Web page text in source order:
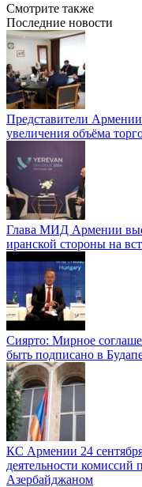
Смотрите также
Последние новости
Представители
увеличения объёма
Глава МИД Армении
иранской стороны на
Сиярто: Мирное
быть подписано в
КС Армении 24
деятельности
Азербайджаном